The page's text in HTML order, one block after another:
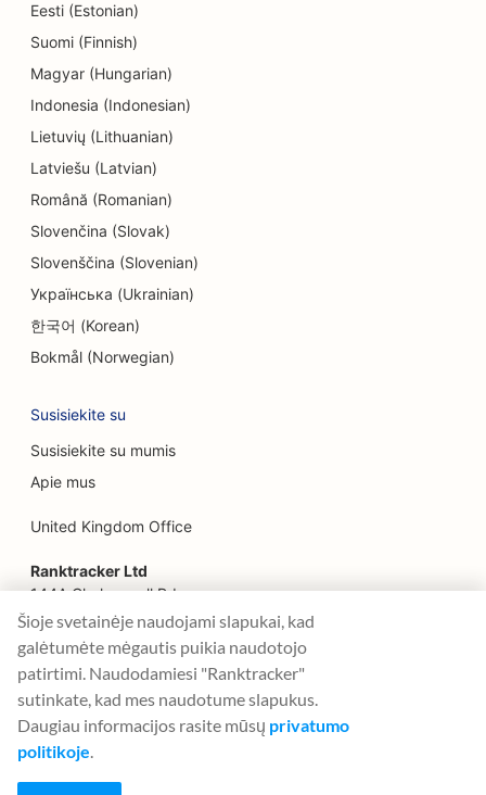
SEO inžinerijos įmonėms
SEO endodontologams
SEO pramogoms ir poilsiui
Etninių restoranų EO
'Farm-to-Table' restoranų SEO
SEO veido pakėlimo paslaugoms
SEO šeimos restoranams
SEO finansų planuotojams
SEO greito maisto restoranams
SEO gėlininkams
SEO maisto prekybos centrams
Prancūzijos konditerijos parduotuvių SEO
SEO maisto sunkvežimiams
SEO baldų parduotuvėms
SEO šaldyto jogurto parduotuvėms
Eesti (Estonian)
Suomi (Finnish)
Magyar (Hungarian)
Indonesia (Indonesian)
Lietuvių (Lithuanian)
Latviešu (Latvian)
Română (Romanian)
Slovenčina (Slovak)
Slovenščina (Slovenian)
Українська (Ukrainian)
한국어 (Korean)
Bokmål (Norwegian)
Susisiekite su
Susisiekite su mumis
Apie mus
United Kingdom Office
Ranktracker Ltd
144A Clerkenwell Rd
London, EC1R 5DF
Company No: 08820809
felix@ranktracker.com
2015 -
Šioje svetainėje naudojami slapukai, kad
galėtumėte mėgautis puikia naudotojo
patirtimi. Naudodamiesi "Ranktracker"
sutinkate, kad mes naudotume slapukus.
Daugiau informacijos rasite mūsų privatumo
politikoje.